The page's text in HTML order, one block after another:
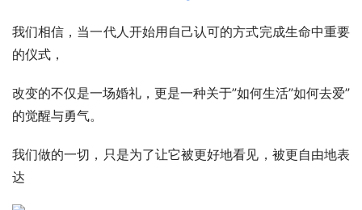
我们相信，当一代人开始用自己认可的方式完成生命中重要
的仪式，
改变的不仅是一场婚礼，更是一种关于”如何生活”如何去爱”
的觉醒与勇气。
我们做的一切，只是为了让它被更好地看见，被更自由地表
达